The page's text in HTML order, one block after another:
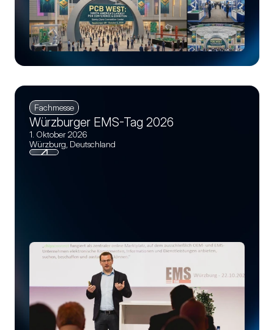
Fachmesse
Würzburger EMS-Tag 2026
1. Oktober 2026
Würzburg, Deutschland